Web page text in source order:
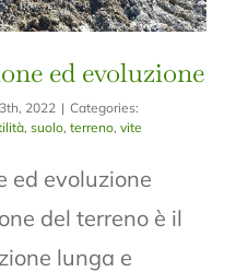
ed evoluzione
2022 | Categories:
,suolo,terreno,vite
ed evoluzione
del terreno è il
lunga e